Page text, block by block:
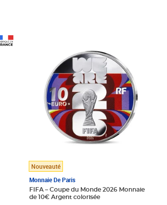
Nouveauté
Monnaie De Paris
FIFA – Coupe du Monde 2026 Monnaie
de 10€ Argent colorisée